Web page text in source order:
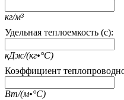
кг/м³
Удельная теплоемкость (c):
кДж/(кг•°С)
Коэффициент
Вт/(м•°С)